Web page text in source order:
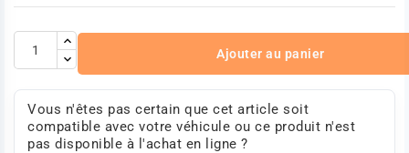
Ajouter au panier
Vous n'êtes pas certain que cet article soit
compatible avec votre véhicule ou ce produit n'est
pas disponible à l'achat en ligne ?